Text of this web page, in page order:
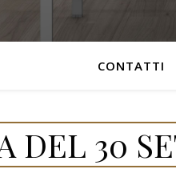
CONTATTI
DEL 30